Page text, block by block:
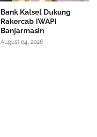
Bank Kalsel Dukung
Rakercab IWAPI
Banjarmasin
August 04, 2026